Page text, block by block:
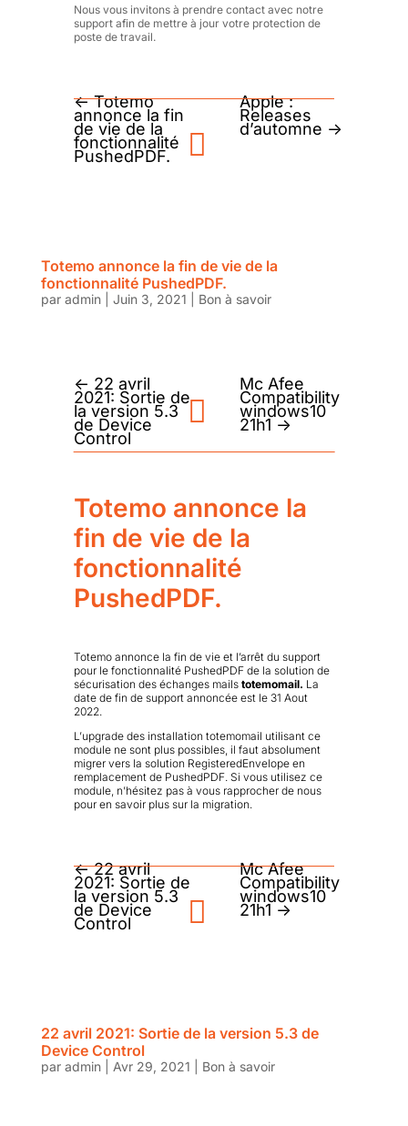
Nous vous invitons à prendre contact avec notre
support afin de mettre à jour votre protection de
poste de travail.
←Totemo
annonce la fin
de vie de la
fonctionnalité
PushedPDF.
Apple :
Releases
d’automne →
Totemo annonce la fin de vie de la
fonctionnalité PushedPDF.
par admin| Juin 3, 2021 Bon à savoir
← 22 avril
2021: Sortie de
la version 5.3
de Device
Control
Mc Afee
Compatibility
windows10
21h1→
Totemo annonce la
fin de vie de la
fonctionnalité
PushedPDF.
Totemo annonce la fin de vie et l’arrêt du support
pour le fonctionnalité PushedPDF de la solution de
sécurisation des échanges mails totemomail. La
date de fin de support annoncée est le 31 Aout
2022.
L’upgrade des installation totemomail utilisant ce
module ne sont plus possibles, il faut absolument
migrer vers la solution RegisteredEnvelope en
remplacement de PushedPDF. Si vous utilisez ce
module, n’hésitez pas à vous rapprocher de nous
pour en savoir plus sur la migration.
←22 avril
2021: Sortie de
la version 5.3
de Device
Control
Mc Afee
Compatibility
windows10
21h1→
22 avril 2021: Sortie de la version 5.3 de
Device Control
par admin| Avr 29, 2021 Bon à savoir